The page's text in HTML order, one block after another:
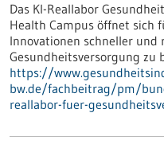
Das KI-Reallabor
Health Campus öffnet sich
Innovationen schneller
Gesundheitsversorgung zu
https://
bw.de/fachbeitrag/pm/
reallabor-fuer-